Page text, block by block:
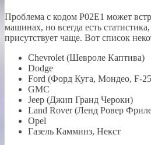
Проблема с кодом P02E1 может
машинах, но всегда есть
присутствует чаще. Вот список
Chevrolet (Шевроле Каптива)
Dodge
Ford (Форд Куга, Мондео, F-
GMC
Jeep (Джип Гранд Чероки)
Land Rover (Ленд Ровер
Opel
Газель Камминз, Некст